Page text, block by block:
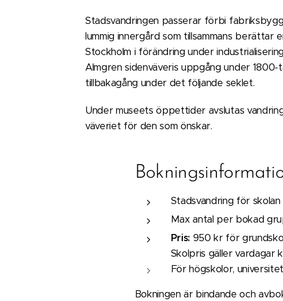
Stadsvandringen passerar förbi
lummig innergård som tillsammans berättar
Stockholm i förändring under
Almgren sidenväveris uppgång under 1800-
tillbakagång under det följande seklet.
Under museets öppettider avslutas
väveriet för den som önskar.
Innergården på kvarteret
fabriksbyggnad syns till vänster. Fotograf
Stockholm, F
Stadsvandring för
Max antal per bokad
Pris: 950 kr för
Skolpris gäller vardagar
För högskolor,
Bokningen är bindande och